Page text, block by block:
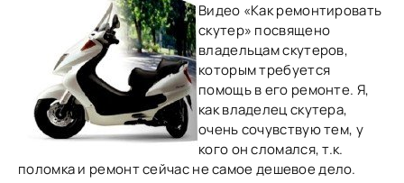
Видео «Как ремонтировать
скутер» посвящено
владельцам скутеров,
которым требуется
помощь в его ремонте. Я,
как владелец скутера,
очень сочувствую тем, у
кого он сломался, т.к.
поломка и ремонт сейчас не самое дешевое дело.